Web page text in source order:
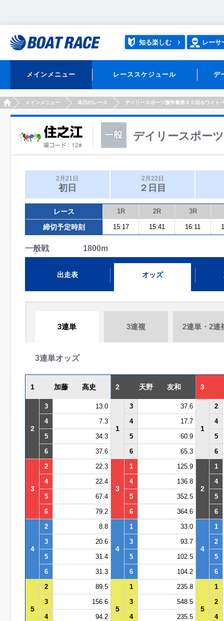
知る楽しむ レーサ
メインメニュー レーススケジュール デ
HOMEメインメニュー 本日のレース デイリースポーツ旗争奪第６５回ホワイト
デイリースポー
2月21日
初日
2月22日
２日目
レース 1R 2R 3R
締切予定時刻 15:17 15:41 16:11
一般戦 1800m
出走表 オッズ
3連単 3連複 2連単・2連
3連単オッズ
1 加藤 高史 2 天野 友和 3
2
3 13.0
1
3 37.6
1
2
4
7.3 4 17.7
4
5
34.3 5 60.9
5
6
37.6 6 65.3 6
3
2 22.3
3
1 125.9
2
1
4
22.4 4 136.8
4
5
67.4 5 352.5
5
6
79.2 6 364.6 6
4
2 8.8
4
1 33.0
4
1
3
20.6 3 93.7
2
5
31.4 5 102.5
5
6
31.3 6 104.2 6
5
2 89.5
5
1 235.8
5
1
3
156.6 3 548.5
2
4
94.2 4 235.5
4